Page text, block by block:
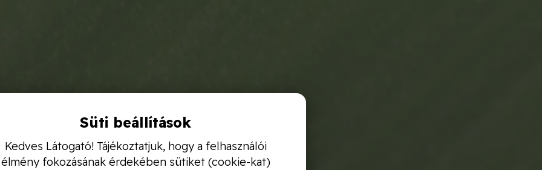
Süti beállítások
Kedves Látogató! Tájékoztatjuk, hogy a felhasználói
élmény fokozásának érdekében sütiket (cookie-kat)